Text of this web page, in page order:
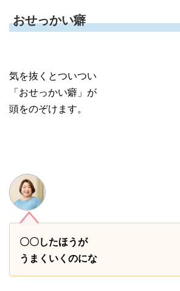
おせっかい癖
気を抜くとついつい
「おせっかい癖」が
頭をのぞけます。
〇〇したほうが
うまくいくのにな